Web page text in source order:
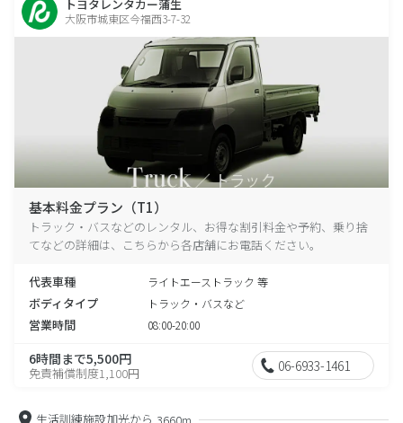
トヨタレンタカー蒲生
大阪市城東区今福西3-7-32
基本料金プラン（T1）
トラック・バスなどのレンタル、お得な割引料金や予約、乗り捨
てなどの詳細は、こちらから各店舗にお電話ください。
代表車種 ライトエーストラック 等
ボディタイプ トラック・バスなど
営業時間 08:00-20:00
6時間まで5,500円
免責補償制度1,100円 06-6933-1461
生活訓練施設加光から 3660m